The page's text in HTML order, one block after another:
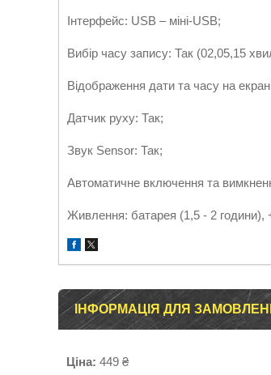
Інтерфейс: USB – міні-USB;
Вибір часу запису: Так (02,05,15
Відображення дати та часу на
Датчик руху: Так;
Звук Sensor: Так;
Автоматичне включення та
Живлення: батарея (1,5 - 2 години),
ІНФОРМАЦІЯ ДЛЯ
Ціна: 449 ₴